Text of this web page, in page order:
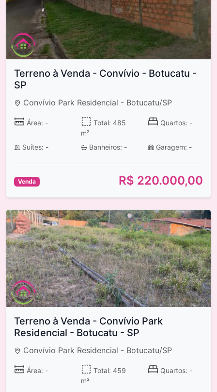
Terreno à Venda - Convívio - Botucatu -
SP
Convívio Park Residencial - Botucatu/SP
Área: -
Total: 485
m²
Quartos: -
Suítes: - Banheiros: - Garagem: -
Venda R$ 220.000,00
Terreno à Venda - Convívio Park
Residencial - Botucatu - SP
Convívio Park Residencial - Botucatu/SP
Área: -
Total: 459
m²
Quartos: -